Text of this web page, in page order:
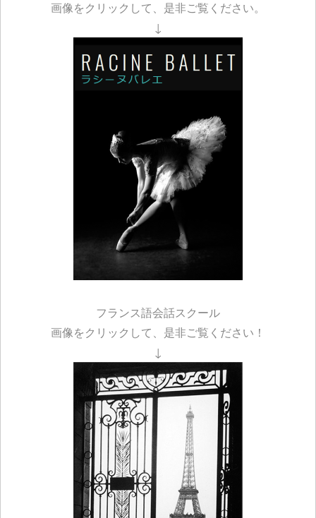
画像をクリックして、是非ご覧ください。
↓
フランス語会話スクール
画像をクリックして、是非ご覧ください！
↓